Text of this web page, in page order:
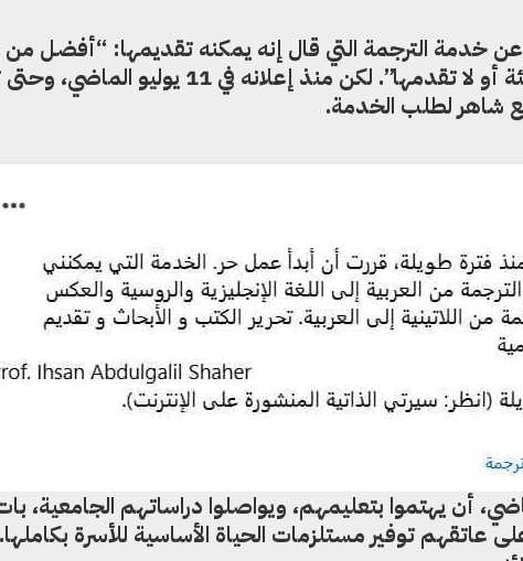
عن خدمة الترجمة التي قال إنه يمكنه تقديمها: “أفضل
الترجمة التي تقدمها بصورة سيئة أو لا تقدمها”. لكن منذ إعلانه
شاهر لطلب الخدمة.
أن يهتموا بتعليمهم، ويواصلوا دراساتهم الجامعية،
توفير مستلزمات الحياة الأساسية للأسرة